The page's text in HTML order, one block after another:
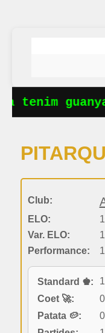
tenim
Club:
ELO:
Var. ELO:
Performance:
Standard ♚:
Coet 🚀:
0
Patata 🥔:
0